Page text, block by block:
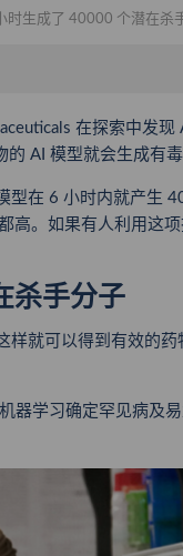
时生成了 40000 个潜在杀
在探索中发现
AI 模型就会生成有毒
型在 6 小时内就产生
。如果有人利用这项
杀手分子
样就可以得到有效的
器学习确定罕见病及